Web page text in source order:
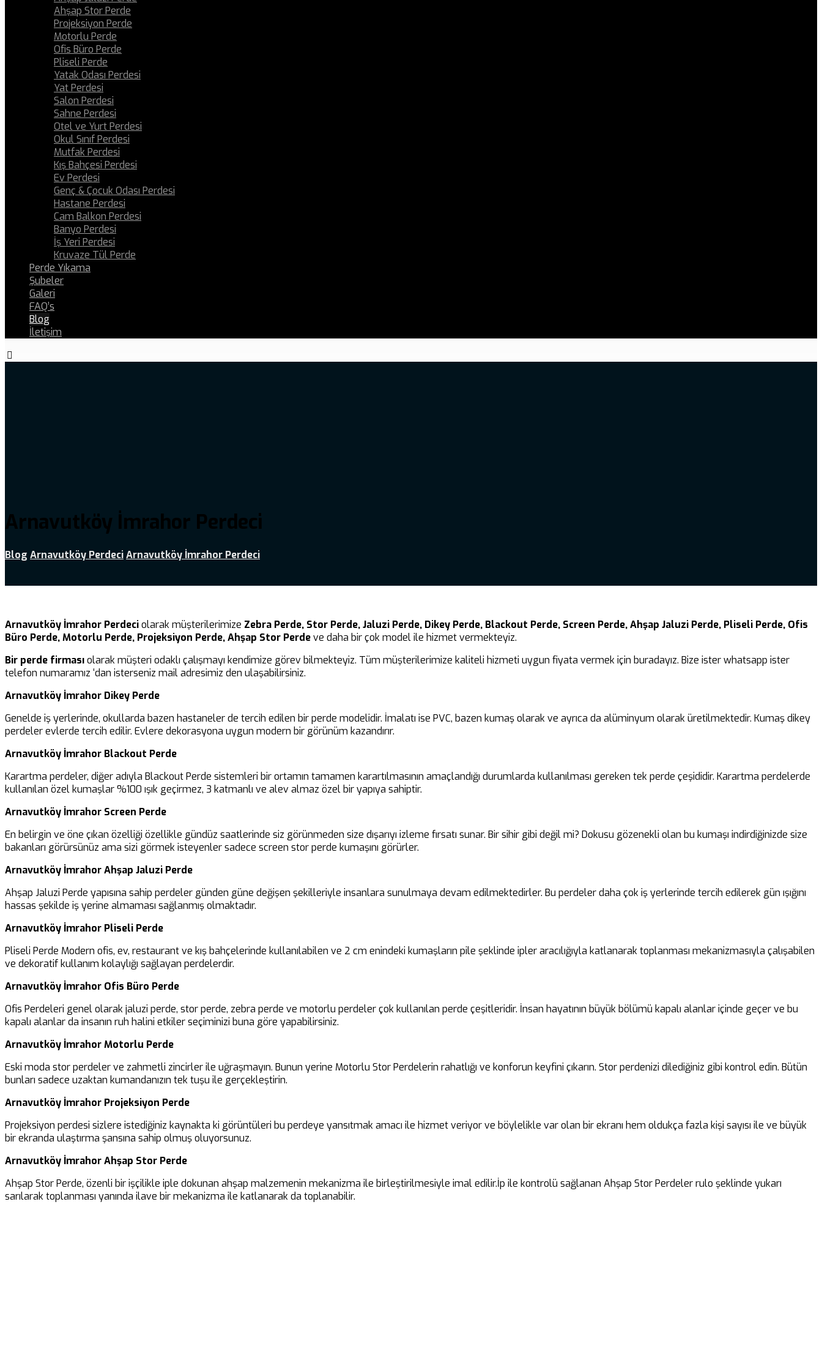
Ahşap Stor Perde
Projeksiyon Perde
Motorlu Perde
Ofis Büro Perde
Pliseli Perde
Yatak Odası Perdesi
Yat Perdesi
Salon Perdesi
Sahne Perdesi
Otel ve Yurt Perdesi
Okul Sınıf Perdesi
Mutfak Perdesi
Kış Bahçesi Perdesi
Ev Perdesi
Genç & Çocuk Odası Perdesi
Hastane Perdesi
Cam Balkon Perdesi
Banyo Perdesi
İş Yeri Perdesi
Kruvaze Tül Perde
Perde Yıkama
Şubeler
Galeri
FAQ’s
Blog
İletişim
Arnavutköy İmrahor Perdeci
Blog Arnavutköy PerdeciArnavutköy İmrahor Perdeci
Arnavutköy İmrahor Perdeciolarak müşterilerimize Zebra Perde, Stor Perde, Jaluzi Perde, Dikey Perde, Blackout Perde, Screen Perde, Ahşap Jaluzi Perde, Pliseli Perde, Ofis
Büro Perde, Motorlu Perde, Projeksiyon Perde, Ahşap Stor Perdeve daha bir çok model ile hizmet vermekteyiz.
Bir perde firmasıolarak müşteri odaklı çalışmayı kendimize görev bilmekteyiz. Tüm müşterilerimize kaliteli hizmeti uygun fiyata vermek için buradayız. Bize ister whatsapp ister
telefon numaramız ‘dan isterseniz mail adresimiz den ulaşabilirsiniz.
Arnavutköy İmrahor Dikey Perde
Genelde iş yerlerinde, okullarda bazen hastaneler de tercih edilen bir perde modelidir. İmalatı ise PVC, bazen kumaş olarak ve ayrıca da alüminyum olarak üretilmektedir. Kumaş dikey
perdeler evlerde tercih edilir. Evlere dekorasyona uygun modern bir görünüm kazandırır.
Arnavutköy İmrahor Blackout Perde
Karartma perdeler, diğer adıyla Blackout Perde sistemleri bir ortamın tamamen karartılmasının amaçlandığı durumlarda kullanılması gereken tek perde çeşididir. Karartma perdelerde
kullanılan özel kumaşlar %100 ışık geçirmez, 3 katmanlı ve alev almaz özel bir yapıya sahiptir.
Arnavutköy İmrahor Screen Perde
En belirgin ve öne çıkan özelliği özellikle gündüz saatlerinde siz görünmeden size dışarıyı izleme fırsatı sunar. Bir sihir gibi değil mi? Dokusu gözenekli olan bu kumaşı indirdiğinizde size
bakanları görürsünüz ama sizi görmek isteyenler sadece screen stor perde kumaşını görürler.
Arnavutköy İmrahor Ahşap Jaluzi Perde
Ahşap Jaluzi Perde yapısına sahip perdeler günden güne değişen şekilleriyle insanlara sunulmaya devam edilmektedirler. Bu perdeler daha çok iş yerlerinde tercih edilerek gün ışığını
hassas şekilde iş yerine almaması sağlanmış olmaktadır.
Arnavutköy İmrahor Pliseli Perde
Pliseli Perde Modern ofis, ev, restaurant ve kış bahçelerinde kullanılabilen ve 2 cm enindeki kumaşların pile şeklinde ipler aracılığıyla katlanarak toplanması mekanizmasıyla çalışabilen
ve dekoratif kullanım kolaylığı sağlayan perdelerdir.
Arnavutköy İmrahor Ofis Büro Perde
Ofis Perdeleri genel olarak jaluzi perde, stor perde, zebra perde ve motorlu perdeler çok kullanılan perde çeşitleridir. İnsan hayatının büyük bölümü kapalı alanlar içinde geçer ve bu
kapalı alanlar da insanın ruh halini etkiler seçiminizi buna göre yapabilirsiniz.
Arnavutköy İmrahor Motorlu Perde
Eski moda stor perdeler ve zahmetli zincirler ile uğraşmayın. Bunun yerine Motorlu Stor Perdelerin rahatlığı ve konforun keyfini çıkarın. Stor perdenizi dilediğiniz gibi kontrol edin. Bütün
bunları sadece uzaktan kumandanızın tek tuşu ile gerçekleştirin.
Arnavutköy İmrahor Projeksiyon Perde
Projeksiyon perdesi sizlere istediğiniz kaynakta ki görüntüleri bu perdeye yansıtmak amacı ile hizmet veriyor ve böylelikle var olan bir ekranı hem oldukça fazla kişi sayısı ile ve büyük
bir ekranda ulaştırma şansına sahip olmuş oluyorsunuz.
Arnavutköy İmrahor Ahşap Stor Perde
Ahşap Stor Perde, özenli bir işçilikle iple dokunan ahşap malzemenin mekanizma ile birleştirilmesiyle imal edilir.İp ile kontrolü sağlanan Ahşap Stor Perdeler rulo şeklinde yukarı
sarılarak toplanması yanında ilave bir mekanizma ile katlanarak da toplanabilir.